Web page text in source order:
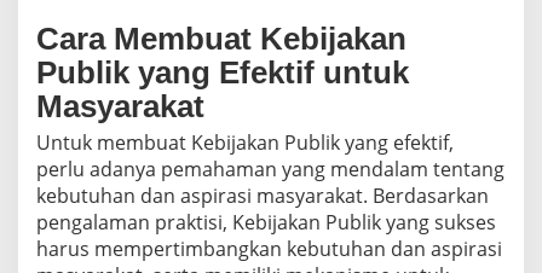
Cara Membuat Kebijakan
Publik yang Efektif untuk
Masyarakat
Untuk membuat Kebijakan Publik yang efektif,
perlu adanya pemahaman yang mendalam tentang
kebutuhan dan aspirasi masyarakat. Berdasarkan
pengalaman praktisi, Kebijakan Publik yang sukses
harus mempertimbangkan kebutuhan dan aspirasi